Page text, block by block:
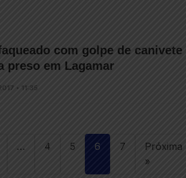
com golpe de canivete
preso em Lagamar
• 11:35
… 4 5 6 7
Próxima
»